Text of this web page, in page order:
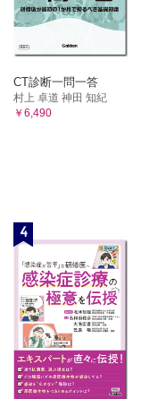
CT診断一問一答
村上 卓道 神田 知紀
￥6,490
4